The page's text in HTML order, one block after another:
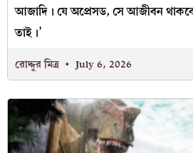
আজাদি। যে অপ্রেসড, সে আজীবন
তাই।’
রোদ্দুর মিত্র July 6, 2026